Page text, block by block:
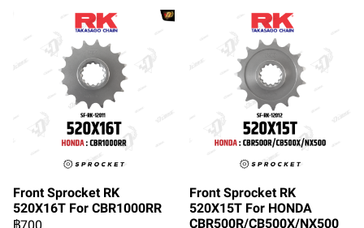
Front Sprocket RK
520X16T For CBR1000RR
Front Sprocket RK
520X15T For HONDA
CBR500R/CB500X/NX500